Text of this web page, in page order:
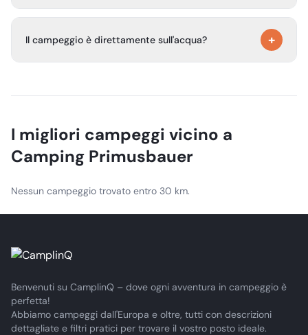
ambiente naturale.
Il campeggio è direttamente sull'acqua? +
I migliori campeggi vicino a
Camping Primusbauer
Nessun campeggio trovato entro 30 km.
Benvenuti su CamplinQ – dove ogni avventura in campeggio è
perfetta!
Abbiamo campeggi dall'Europa e oltre, tutti con descrizioni
dettagliate e filtri pratici per trovare il vostro posto ideale.